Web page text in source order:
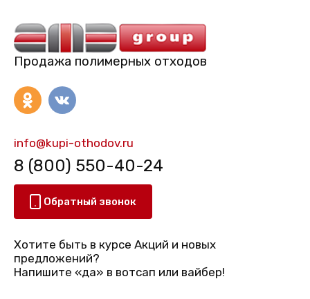
Продажа полимерных отходов
info@kupi-othodov.ru
8 (800) 550-40-24
Обратный звонок
Хотите быть в курсе Акций и новых
предложений?
Напишите «да» в вотсап или вайбер!